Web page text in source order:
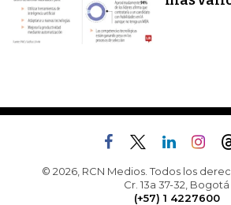
© 2026, RCN Medios. Todos los
Cr. 13a 37-32, Bogotá
(+57) 1 4227600